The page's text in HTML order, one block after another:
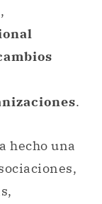
.
hecho una